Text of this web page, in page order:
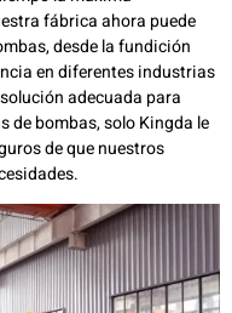
fábrica ahora puede
desde la fundición
en diferentes industrias
adecuada para
de bombas, solo Kingda le
de que nuestros